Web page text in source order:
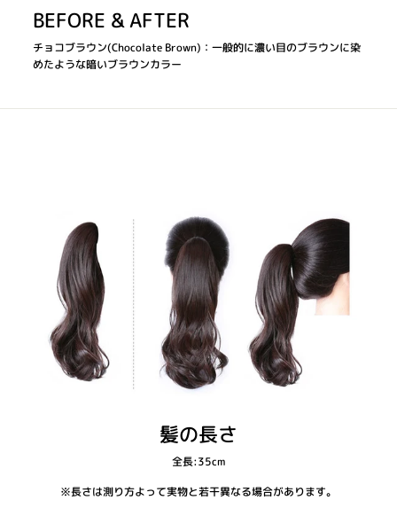
BEFORE & AFTER
チョコブラウン(Chocolate Brown)：一般的に濃い目のブラウンに染
めたような暗いブラウンカラー
髪の長さ
全長:35cm
※長さは測り方よって実物と若干異なる場合があります。